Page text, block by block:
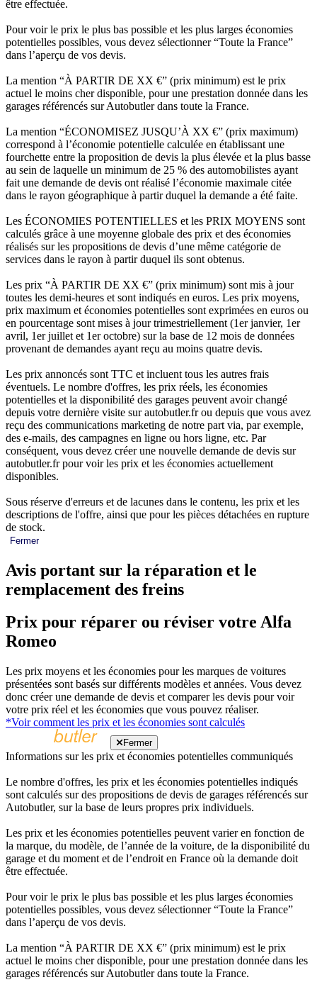
être effectuée.
Pour voir le prix le plus bas possible et les plus larges économies
potentielles possibles, vous devez sélectionner “Toute la France”
dans l’aperçu de vos devis.
La mention “À PARTIR DE XX €” (prix minimum) est le prix
actuel le moins cher disponible, pour une prestation donnée dans les
garages référencés sur Autobutler dans toute la France.
La mention “ÉCONOMISEZ JUSQU’À XX €” (prix maximum)
correspond à l’économie potentielle calculée en établissant une
fourchette entre la proposition de devis la plus élevée et la plus basse
au sein de laquelle un minimum de 25 % des automobilistes ayant
fait une demande de devis ont réalisé l’économie maximale citée
dans le rayon géographique à partir duquel la demande a été faite.
Les ÉCONOMIES POTENTIELLES et les PRIX MOYENS sont
calculés grâce à une moyenne globale des prix et des économies
réalisés sur les propositions de devis d’une même catégorie de
services dans le rayon à partir duquel ils sont obtenus.
Les prix “À PARTIR DE XX €” (prix minimum) sont mis à jour
toutes les demi-heures et sont indiqués en euros. Les prix moyens,
prix maximum et économies potentielles sont exprimées en euros ou
en pourcentage sont mises à jour trimestriellement (1er janvier, 1er
avril, 1er juillet et 1er octobre) sur la base de 12 mois de données
provenant de demandes ayant reçu au moins quatre devis.
Les prix annoncés sont TTC et incluent tous les autres frais
éventuels. Le nombre d'offres, les prix réels, les économies
potentielles et la disponibilité des garages peuvent avoir changé
depuis votre dernière visite sur autobutler.fr ou depuis que vous avez
reçu des communications marketing de notre part via, par exemple,
des e-mails, des campagnes en ligne ou hors ligne, etc. Par
conséquent, vous devez créer une nouvelle demande de devis sur
autobutler.fr pour voir les prix et les économies actuellement
disponibles.
Sous réserve d'erreurs et de lacunes dans le contenu, les prix et les
descriptions de l'offre, ainsi que pour les pièces détachées en rupture
de stock.
Fermer
Avis portant sur la réparation et le
remplacement des freins
Prix pour réparer ou réviser votre Alfa
Romeo
Les prix moyens et les économies pour les marques de voitures
présentées sont basés sur différents modèles et années. Vous devez
donc créer une demande de devis et comparer les devis pour voir
votre prix réel et les économies que vous pouvez réaliser.
*Voir comment les prix et les économies sont calculés
Fermer
Informations sur les prix et économies potentielles communiqués
Le nombre d'offres, les prix et les économies potentielles indiqués
sont calculés sur des propositions de devis de garages référencés sur
Autobutler, sur la base de leurs propres prix individuels.
Les prix et les économies potentielles peuvent varier en fonction de
la marque, du modèle, de l’année de la voiture, de la disponibilité du
garage et du moment et de l’endroit en France où la demande doit
être effectuée.
Pour voir le prix le plus bas possible et les plus larges économies
potentielles possibles, vous devez sélectionner “Toute la France”
dans l’aperçu de vos devis.
La mention “À PARTIR DE XX €” (prix minimum) est le prix
actuel le moins cher disponible, pour une prestation donnée dans les
garages référencés sur Autobutler dans toute la France.